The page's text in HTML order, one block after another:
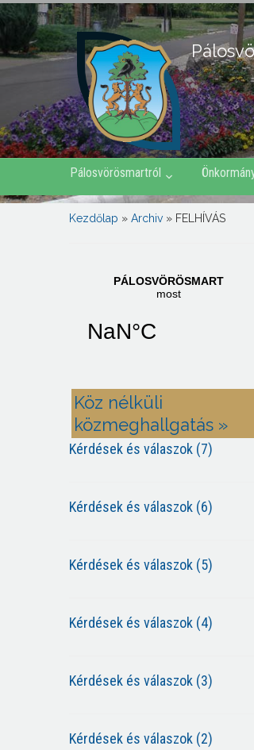
Pálosvörösmartról
Kezdőlap » Archiv » FELHÍVÁS
Köz nélküli
közmeghallgatás »
Kérdések és válaszok (7)
Kérdések és válaszok (6)
Kérdések és válaszok (5)
Kérdések és válaszok (4)
Kérdések és válaszok (3)
Kérdések és válaszok (2)